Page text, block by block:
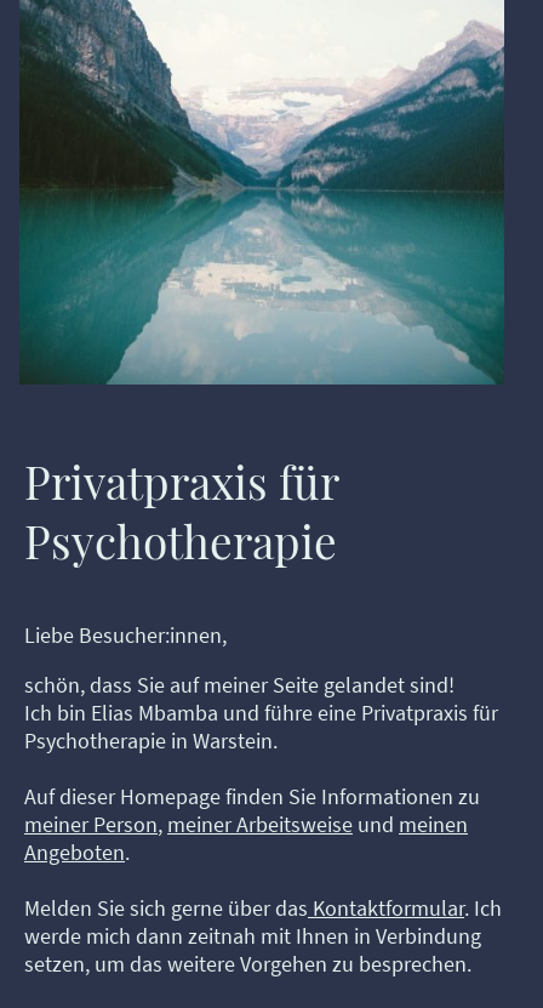
Privatpraxis für
Psychotherapie
Liebe Besucher:innen,
schön, dass Sie auf meiner Seite gelandet sind!
Ich bin Elias Mbamba und führe eine Privatpraxis für
Psychotherapie in Warstein.
Auf dieser Homepage finden Sie Informationen zu
meiner Person, meiner Arbeitsweise und meinen
Angeboten.
Melden Sie sich gerne über das Kontaktformular. Ich
werde mich dann zeitnah mit Ihnen in Verbindung
setzen, um das weitere Vorgehen zu besprechen.